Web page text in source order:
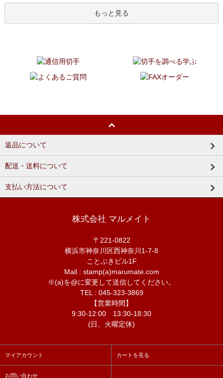
もっと見る
返品について
配送・送料について
支払い方法について
株式会社 マルメイト
〒221-0822
横浜市神奈川区西神奈川1-7-8
ことぶきビル1F
Mail : stamp(a)marumate.com
※(a)を@に変更して送信してください。
TEL : 045-323-3869
【営業時間】
9:30-12:00 13:30-18:30
(日、火曜定休)
マイアカウント カートを見る
お問い合わせ